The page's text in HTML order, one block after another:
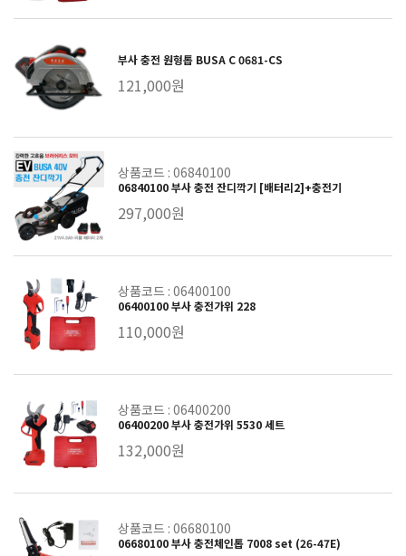
부사 충전 원형톱 BUSA C 0681-CS
121,000원
상품코드 : 06840100
06840100 부사 충전 잔디깍기 [배터리2]+충전기
297,000원
상품코드 : 06400100
06400100 부사 충전가위 228
110,000원
상품코드 : 06400200
06400200 부사 충전가위 5530 세트
132,000원
상품코드 : 06680100
06680100 부사 충전체인톱 7008 set (26-47E)